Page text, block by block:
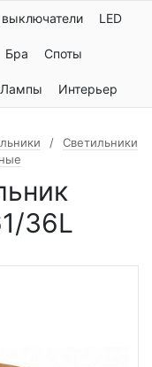
выключатели LED
Бра Споты
Лампы Интерьер
Светильники
36L